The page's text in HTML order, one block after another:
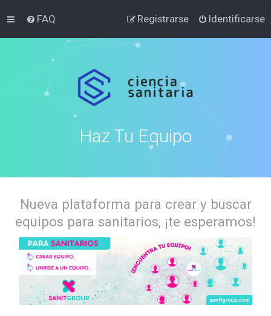
FAQ Identificarse
Registrarse
Haz Tu Equipo
Nueva plataforma para crear y buscar
equipos para sanitarios, ¡te esperamos!